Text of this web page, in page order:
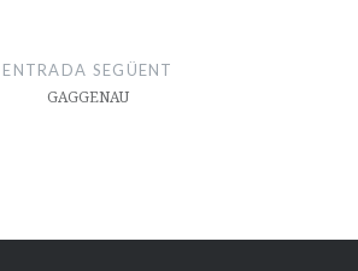
ENTRADA SEGÜENT
GAGGENAU